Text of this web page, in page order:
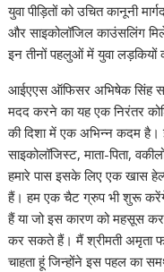
युवा पीड़ितों को उचित कानूनी
और साइकोलॉजिल काउंसलिंग
इन तीनों पहलुओं में युवा लड़कियों
आईएएस ऑफिसर अभिषेक सिंह
मदद करने का यह एक निरंतर
की दिशा में एक अभिन्न कदम है।
साइकोलॉजिस्ट, माता-पिता,
हमारे पास इसके लिए एक खास
हैं। हम एक चैट ग्रुप भी शुरू करेंगे
हैं या जो इस कारण को महसूस
कर सकते हैं। मैं श्रीमती अमृता
चाहता हूं जिन्होंने इस पहल का